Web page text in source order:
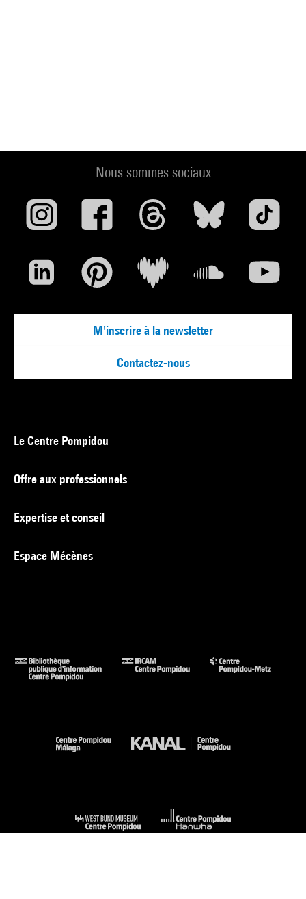
Nous sommes sociaux
M'inscrire à la newsletter
Contactez-nous
Le Centre Pompidou
Offre aux professionnels
Expertise et conseil
Espace Mécènes